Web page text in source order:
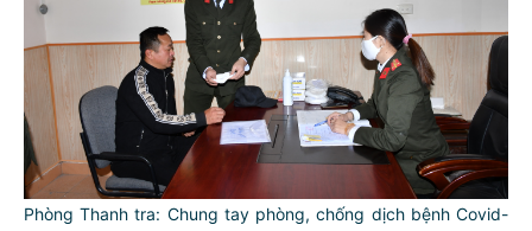
Phòng Thanh tra: Chung tay phòng, chống dịch bệnh Covid-